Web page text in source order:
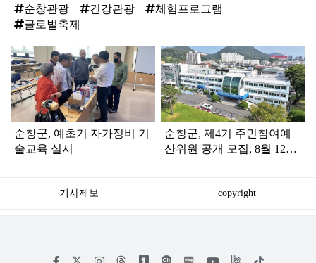
순창관광
건강관광
체험프로그램
글로벌축제
탑
라
인
순창군, 예초기 자가정비 기
술교육 실시
순창군, 제4기 주민참여예
산위원 공개 모집, 8월 12일
기사제보 copyright